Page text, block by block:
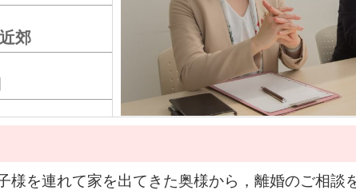
郊
様を連れて家を出てきた奥様から，離婚のご相談